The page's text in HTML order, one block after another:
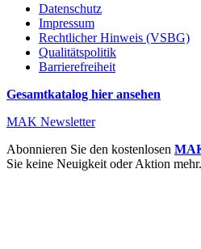
Datenschutz
Impressum
Rechtlicher Hinweis (VSBG)
Qualitätspolitik
Barrierefreiheit
Gesamtkatalog hier ansehen
MAK Newsletter
Abonnieren Sie den kostenlosen
Sie keine Neuigkeit oder Aktion mehr.